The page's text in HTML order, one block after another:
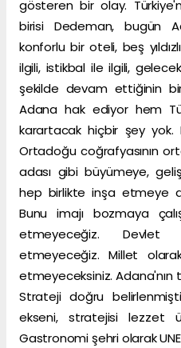
gösteren bir olay.
birisi Dedeman, bugün
konforlu bir oteli, beş
ilgili, istikbal ile ilgili,
şekilde devam ettiğinin
Adana hak ediyor hem
karartacak hiçbir şey yok.
Ortadoğu coğrafyasının
adası gibi büyümeye,
hep birlikte inşa etmeye
Bunu imajı bozmaya
etmeyeceğiz.
etmeyeceğiz. Millet
etmeyeceksiniz. Adana'nın
Strateji doğru
ekseni, stratejisi lezzet
Gastronomi şehri olarak